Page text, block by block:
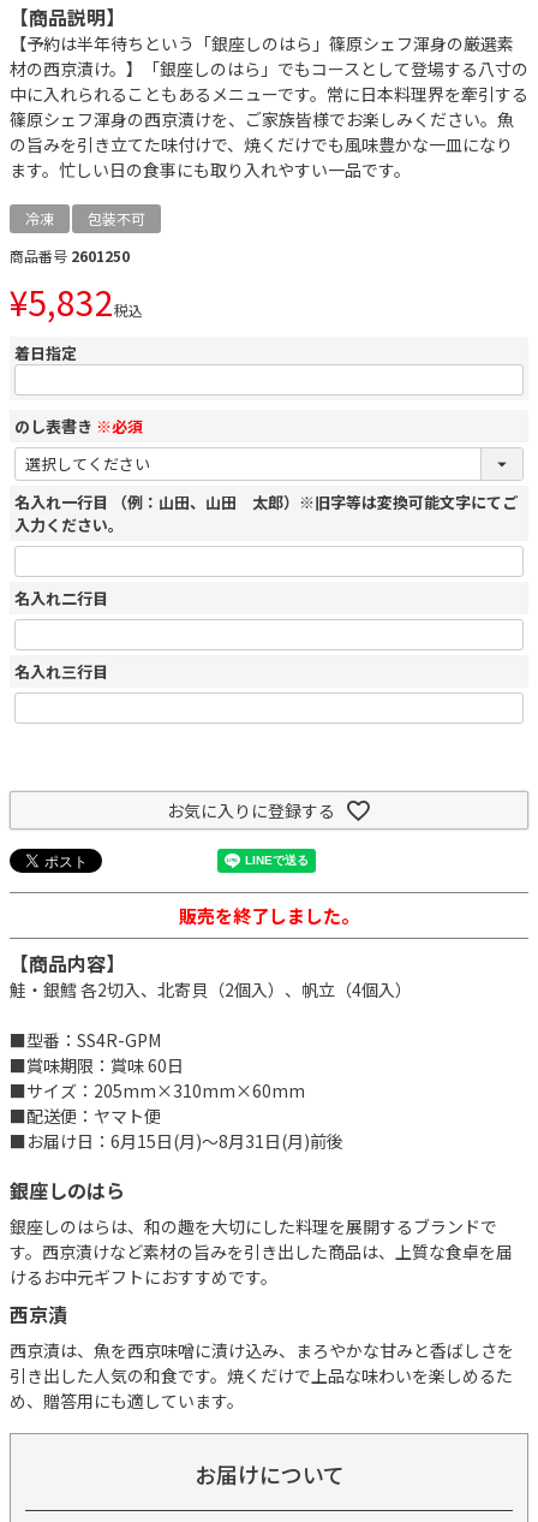
【商品説明】
【予約は半年待ちという「銀座しのはら」篠原シェフ渾身の厳選素
材の西京漬け。】「銀座しのはら」でもコースとして登場する八寸の
中に入れられることもあるメニューです。常に日本料理界を牽引する
篠原シェフ渾身の西京漬けを、ご家族皆様でお楽しみください。魚
の旨みを引き立てた味付けで、焼くだけでも風味豊かな一皿になり
ます。忙しい日の食事にも取り入れやすい一品です。
冷凍
包装不可
商品番号 2601250
¥5,832税込
着日指定
のし表書き ※必須
名入れ一行目 （例：山田、山田 太郎）※旧字等は変換可能文字にてご
入力ください。
名入れ二行目
名入れ三行目
お気に入りに登録する
販売を終了しました。
【商品内容】
鮭・銀鱈 各2切入、北寄貝（2個入）、帆立（4個入）
■型番：SS4R-GPM
■賞味期限：賞味 60日
■サイズ：205mm×310mm×60mm
■配送便：ヤマト便
■お届け日：6月15日(月)～8月31日(月)前後
銀座しのはら
銀座しのはらは、和の趣を大切にした料理を展開するブランドで
す。西京漬けなど素材の旨みを引き出した商品は、上質な食卓を届
けるお中元ギフトにおすすめです。
西京漬
西京漬は、魚を西京味噌に漬け込み、まろやかな甘みと香ばしさを
引き出した人気の和食です。焼くだけで上品な味わいを楽しめるた
め、贈答用にも適しています。
お届けについて